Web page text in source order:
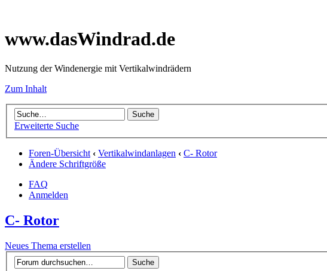
www.dasWindrad.de
Nutzung der Windenergie mit Vertikalwindrädern
Zum Inhalt
Erweiterte Suche
Foren-Übersicht ‹ Vertikalwindanlagen ‹ C- Rotor
Ändere Schriftgröße
FAQ
Anmelden
C- Rotor
Neues Thema erstellen